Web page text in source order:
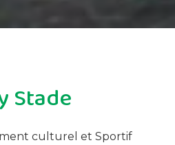
Stade
culturel et Sportif